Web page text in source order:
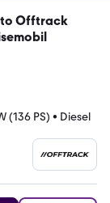
Offtrack
(136 PS) • Diesel